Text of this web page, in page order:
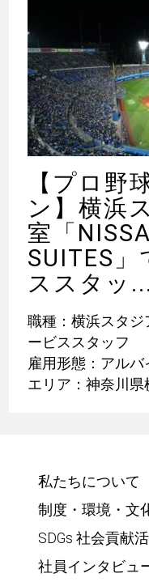
【プロ野
ン】横浜
室「
SUITES
ススタッ...
職種：横浜スタ
ービススタッフ
雇用形態：アルバ
エリア：神奈川県
私たちについて
制度・環境・文
SDGs 社会貢献
社員インタビュ